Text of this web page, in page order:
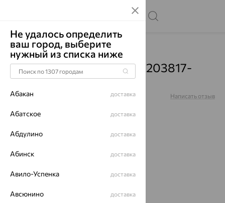
Главная Каталог Серьги Топаз
Серьги, серебро, топаз, 203817-
002-0019
Артикул: Написать отзыв
Не удалось определить
ваш город, выберите
нужный из списка ниже
Абакан доставка
Абатское доставка
Абдулино доставка
Абинск доставка
Авило-Успенка доставка
Авсюнино доставка